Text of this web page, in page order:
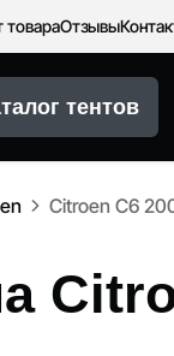
товараОтзывы
тентов
Citroen C6